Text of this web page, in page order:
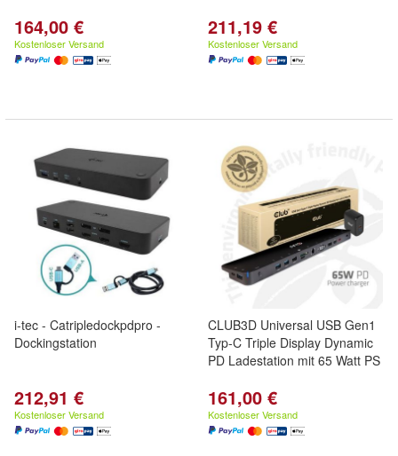
164,00 €
Kostenloser Versand
211,19 €
Kostenloser Versand
i-tec - Catripledockpdpro -
Dockingstation
212,91 €
Kostenloser Versand
CLUB3D Universal USB Gen1
Typ-C Triple Display Dynamic
PD Ladestation mit 65 Watt PS
161,00 €
Kostenloser Versand